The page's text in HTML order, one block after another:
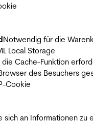
Notwendig für die
Local Storage
Cache-Funktion
des Besuchers
Cookie
an Informationen